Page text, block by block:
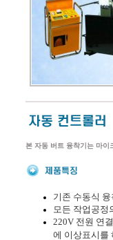
본 자동 버트 융착기는 마이
기존 수동식
모든 작업공정
220V 전원 연
에 이상표시를